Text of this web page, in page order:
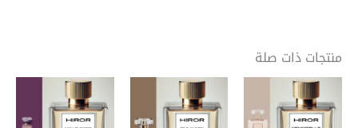
منتجات ذات صلة
نطاق
السعر:
من
العديد
نطاق
السعر:
من
العديد
نطاق
السعر:
من